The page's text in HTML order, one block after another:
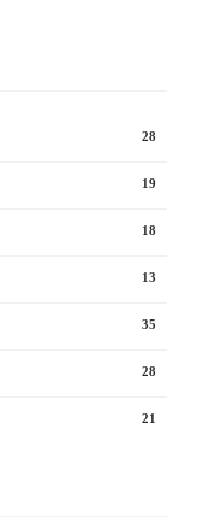
28
19
18
13
35
28
21